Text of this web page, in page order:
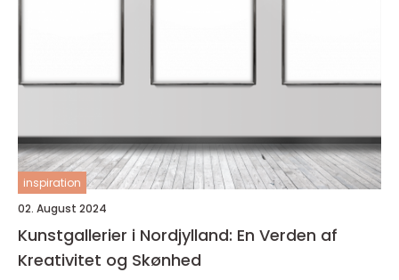
inspiration
02. August 2024
Kunstgallerier i Nordjylland: En Verden af
Kreativitet og Skønhed